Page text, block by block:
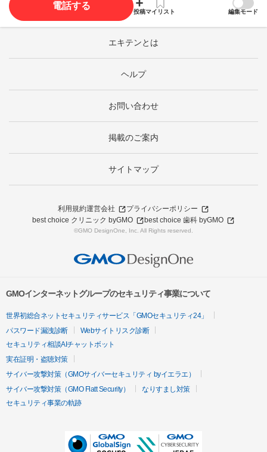
電話する
投稿マイリスト 編集モード
エキテンとは
ヘルプ
お問い合わせ
掲載のご案内
サイトマップ
利用規約運営会社
プライバシーポリシー
best choice クリニック byGMO
best choice 歯科 byGMO
©GMO DesignOne, Inc. All Rights reserved.
GMOインターネットグループのセキュリティ事業について
世界初総合ネットセキュリティサービス「GMOセキュリティ24」
パスワード漏洩診断
Webサイトリスク診断
セキュリティ相談AIチャットボット
実在証明・盗聴対策
サイバー攻撃対策（GMOサイバーセキュリティ byイエラエ）
サイバー攻撃対策（GMO Flatt Security）
なりすまし対策
セキュリティ事業の軌跡